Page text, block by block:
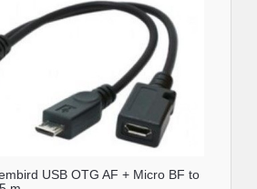
USB OTG AF + Micro BF to